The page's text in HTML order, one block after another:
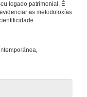
legado patrimonial. É
as metodoloxías
redonda